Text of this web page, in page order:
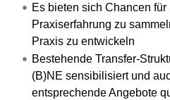
Es bieten sich Chancen für
Praxiserfahrung zu
Praxis zu entwickeln
Bestehende Transfer-
(B)NE sensibilisiert und
entsprechende Angebote